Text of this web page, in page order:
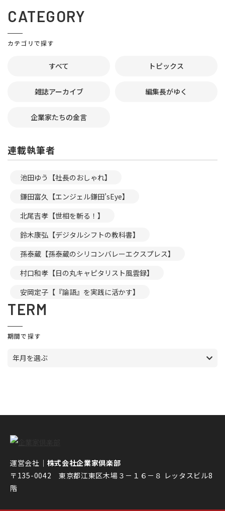
CATEGORY
カテゴリで探す
すべて トピックス
雑誌アーカイブ 編集長がゆく
企業家たちの金言
連載執筆者
池田ゆう【社長のおしゃれ】
鎌田富久【エンジェル鎌田’sEye】
北尾吉孝【世相を斬る！】
鈴木康弘【デジタルシフトの教科書】
孫泰蔵【孫泰蔵のシリコンバレーエクスプレス】
村口和孝【日の丸キャピタリスト風雲録】
安岡定子【『論語』を実践に活かす】
TERM
期間で探す
年月を選ぶ
運営会社｜ 株式会社企業家倶楽部
〒135-0042 東京都江東区木場３－１６－８ レッタスビル8
階